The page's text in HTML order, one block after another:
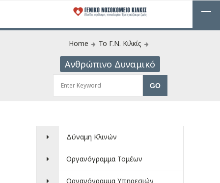
Home Το Γ.Ν. Κιλκίς
Ανθρώπινο Δυναμικό
Δύναμη Κλινών
Οργανόγραμμα Τομέων
Οργανόγραμμα Υπηρεσιών